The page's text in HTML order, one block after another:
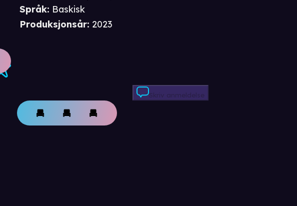
Skriv anmeldelse
Språk: Baskisk
Produksjonsår: 2023